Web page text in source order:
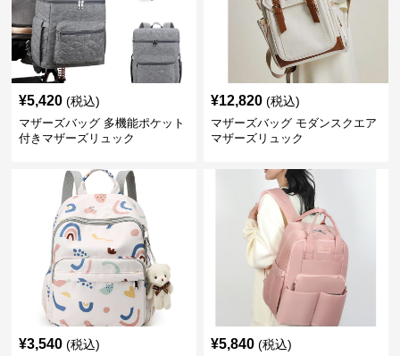
¥5,420 (税込)
マザーズバッグ 多機能ポケット
付きマザーズリュック
¥12,820 (税込)
マザーズバッグ モダンスクエア
マザーズリュック
¥3,540 (税込) ¥5,840 (税込)